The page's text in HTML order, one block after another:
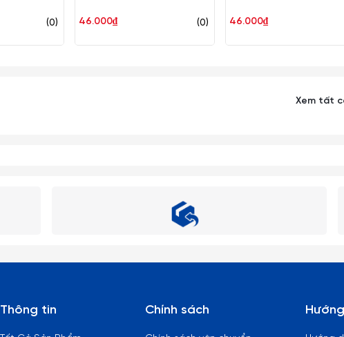
(0)
Superware Nhựa
(0)
46.000₫
46.000₫
Xem tất
Thông tin Chính sách